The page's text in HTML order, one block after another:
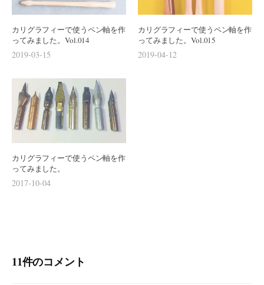
カリグラフィーで使うペン軸を作
ってみました。Vol.014
2019-03-15
カリグラフィーで使うペン軸を作
ってみました。Vol.015
2019-04-12
カリグラフィーで使うペン軸を作
ってみました。
2017-10-04
11件のコメント